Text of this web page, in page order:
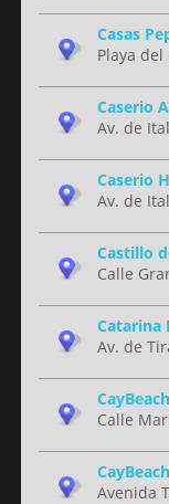
Casas
Playa
Caserio
Av. de
Caserio
Av. de
Castillo
Calle
Catarina
Av. de
Calle
Avenida